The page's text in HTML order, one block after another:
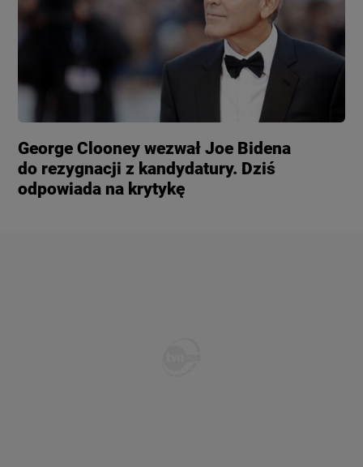
George Clooney wezwał Joe Bidena
do rezygnacji z kandydatury. Dziś
odpowiada na krytykę